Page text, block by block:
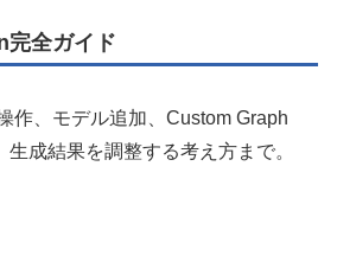
全ガイド
作、モデル追加、Custom Graph
成結果を調整する考え方まで。